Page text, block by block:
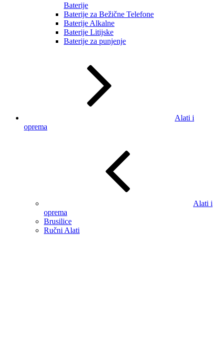
Baterije
Baterije za Bežične Telefone
Baterije Alkalne
Baterije Litijske
Baterije za punjenje
Alati i
oprema
Alati i
oprema
Brusilice
Ručni Alati